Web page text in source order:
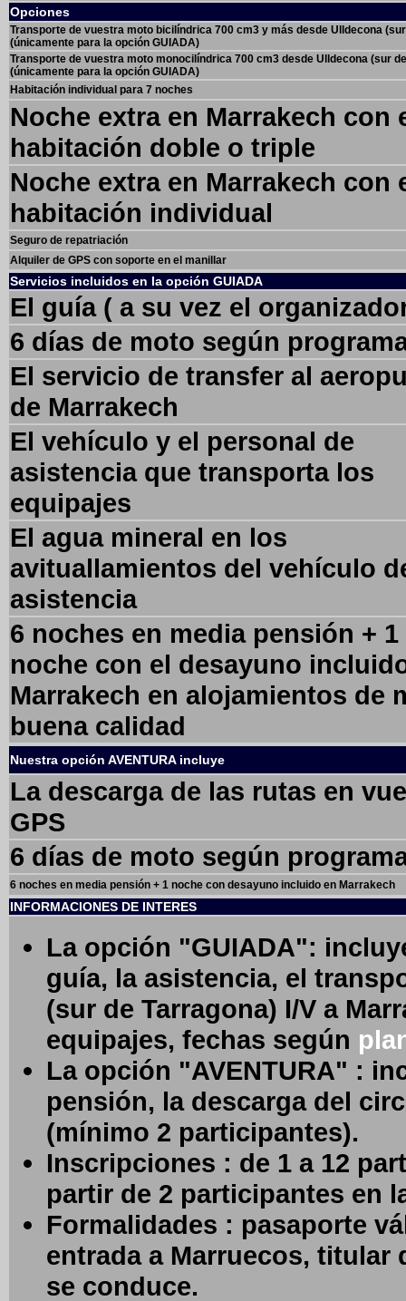
Opciones
Transporte de vuestra moto bicilíndrica 700 cm3 y más desde Ulldecona
(únicamente para la opción GUIADA)
Transporte de vuestra moto monocilíndrica 700 cm3 desde Ulldecona (sur
(únicamente para la opción GUIADA)
Habitación individual para 7 noches
Noche extra en Marrakech
habitación doble o triple
Noche extra en Marrakech
habitación individual
Seguro de repatriación
Alquiler de GPS con soporte en el manillar
Servicios incluidos en la opción GUIADA
El guía ( a su vez el
6 días de moto según
El servicio de transfer al
de Marrakech
El vehículo y el personal de
asistencia que transporta los
equipajes
El agua mineral en los
avituallamientos del vehículo
asistencia
6 noches en media pensión + 1
noche con el desayuno
Marrakech en alojamientos de
buena calidad
Nuestra opción AVENTURA incluye
La descarga de las rutas en
GPS
6 días de moto según
6 noches en media pensión + 1 noche con desayuno incluido en Marrakech
INFORMACIONES DE INTERES
La opción "GUIADA":
guía, la asistencia, el
(sur de Tarragona) I/V a
equipajes, fechas según
La opción "AVENTURA" :
pensión, la descarga del
(mínimo 2 participantes).
Inscripciones : de 1 a 12
partir de 2 participantes en
Formalidades : pasaporte
entrada a Marruecos, titular
se conduce.